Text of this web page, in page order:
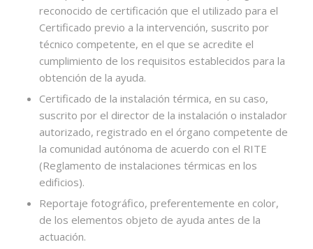
reconocido de certificación que el utilizado para el
Certificado previo a la intervención, suscrito por
técnico competente, en el que se acredite el
cumplimiento de los requisitos establecidos para la
obtención de la ayuda.
Certificado de la instalación térmica, en su caso,
suscrito por el director de la instalación o instalador
autorizado, registrado en el órgano competente de
la comunidad autónoma de acuerdo con el RITE
(Reglamento de instalaciones térmicas en los
edificios).
Reportaje fotográfico, preferentemente en color,
de los elementos objeto de ayuda antes de la
actuación.